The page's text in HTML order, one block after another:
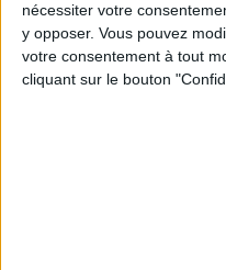
nécessiter votre
y opposer. Vous pouvez
votre consentement à tout
cliquant sur le bouton